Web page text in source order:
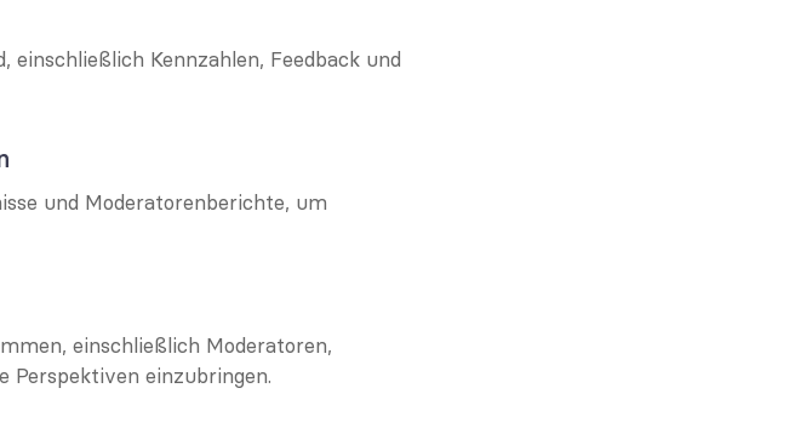
einschließlich Kennzahlen, Feedback und
und Moderatorenberichte, um
einschließlich Moderatoren,
Perspektiven einzubringen.